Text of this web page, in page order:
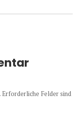
Erforderliche Felder sind